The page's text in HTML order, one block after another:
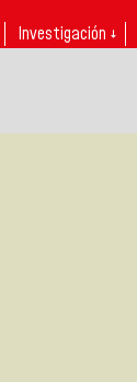
Investigación ↓